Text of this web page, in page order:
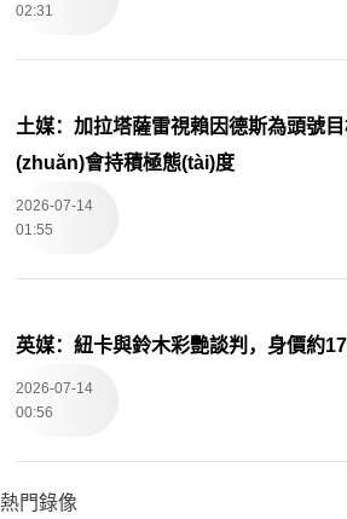
02:31
土媒：加拉塔薩雷視賴因德斯為頭號
(zhuǎn)會持積極態(tài)度
2026-07-14
01:55
英媒：紐卡與鈴木彩艷談判，身價約
2026-07-14
00:56
熱門錄像